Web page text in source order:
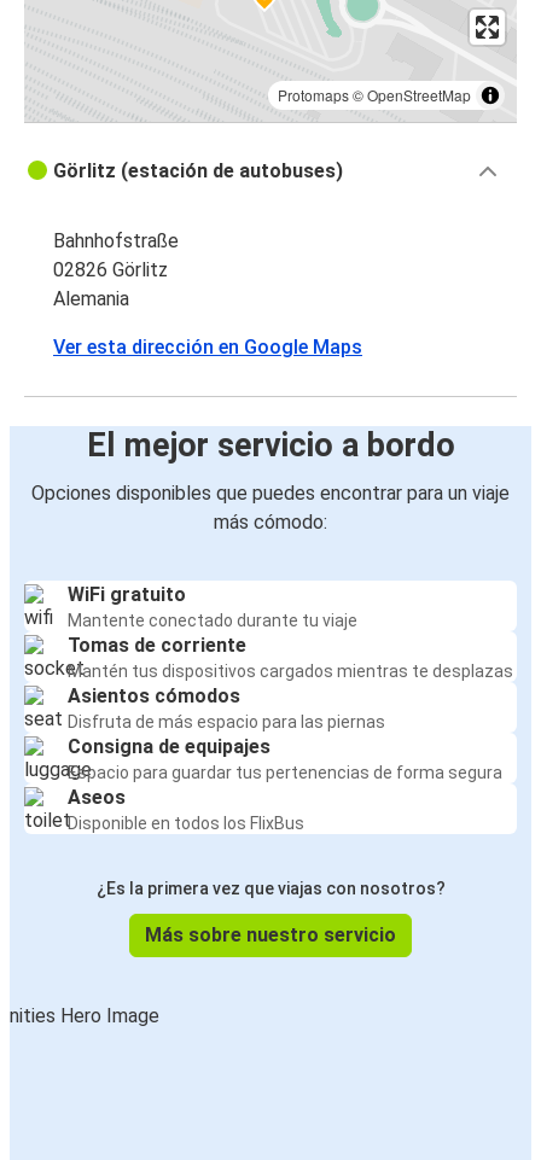
Protomaps©OpenStreetMap
Görlitz (estación de autobuses)
Bahnhofstraße
02826 Görlitz
Alemania
Ver esta dirección en Google Maps
El mejor servicio a bordo
Opciones disponibles que puedes encontrar para un viaje
más cómodo:
WiFi gratuito
Mantente conectado durante tu viaje
Tomas de corriente
Mantén tus dispositivos cargados mientras te desplazas
Asientos cómodos
Disfruta de más espacio para las piernas
Consigna de equipajes
Espacio para guardar tus pertenencias de forma segura
Aseos
Disponible en todos los FlixBus
¿Es la primera vez que viajas con nosotros?
Más sobre nuestro servicio